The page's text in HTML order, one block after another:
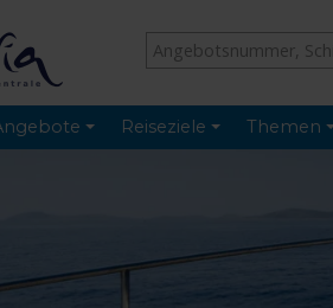
Reiseziele Themen